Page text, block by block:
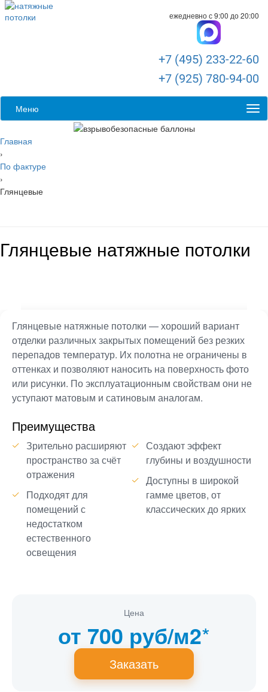
ежедневно с 9:00 до 20:00
+7 (495) 233-22-60
+7 (925) 780-94-00
Меню
Главная
›
По фактуре
›
Глянцевые
Глянцевые натяжные потолки
Глянцевые натяжные потолки — хороший вариант
отделки различных закрытых помещений без резких
перепадов температур. Их полотна не ограничены в
оттенках и позволяют наносить на поверхность фото
или рисунки. По эксплуатационным свойствам они не
уступают матовым и сатиновым аналогам.
Преимущества
Зрительно расширяют
пространство за счёт
отражения
Подходят для
помещений с
недостатком
естественного
освещения
Создают эффект
глубины и воздушности
Доступны в широкой
гамме цветов, от
классических до ярких
Цена
от 700 руб/м2*
Заказать